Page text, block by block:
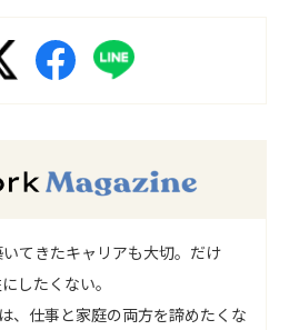
てきたキャリアも大切。だけ
したくない。
仕事と家庭の両方を諦めたくな